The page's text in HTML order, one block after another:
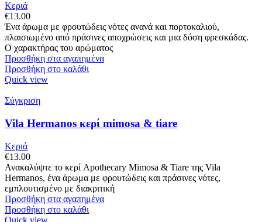
Κεριά
€13.00
Ένα άρωμα με φρουτώδεις νότες ανανά και πορτοκαλιού,
πλαισιωμένο από πράσινες αποχρώσεις και μια δόση φρεσκάδας.
Ο χαρακτήρας του αρώματος
Προσθήκη στα αγαπημένα
Προσθήκη στο καλάθι
Quick view
Σύγκριση
Vila Hermanos κερί mimosa & tiare
Κεριά
€13.00
Ανακαλύψτε το κερί Apothecary Mimosa & Tiare της Vila
Hermanos, ένα άρωμα με φρουτώδεις και πράσινες νότες,
εμπλουτισμένο με διακριτική
Προσθήκη στα αγαπημένα
Προσθήκη στο καλάθι
Quick view